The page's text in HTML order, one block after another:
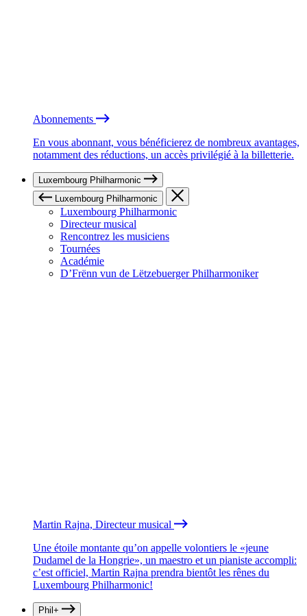
Abonnements
En vous abonnant, vous bénéficierez de nombreux avantages,
notamment des réductions, un accès privilégié à la billetterie.
Luxembourg Philharmonic
Luxembourg Philharmonic
Luxembourg Philharmonic
Directeur musical
Rencontrez les musiciens
Tournées
Académie
D’Frënn vun de Lëtzebuerger Philharmoniker
Martin Rajna, Directeur musical
Une étoile montante qu’on appelle volontiers le «jeune
Dudamel de la Hongrie», un maestro et un pianiste accompli:
c’est officiel, Martin Rajna prendra bientôt les rênes du
Luxembourg Philharmonic!
Phil+